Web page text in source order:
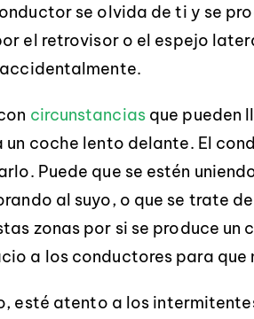
se olvida de ti y se
el retrovisor o el espejo
circunstanciasque pueden
un coche lento delante. El
Puede que se estén
al suyo, o que se trate
zonas por si se produce
a los conductores para que
esté atento a los